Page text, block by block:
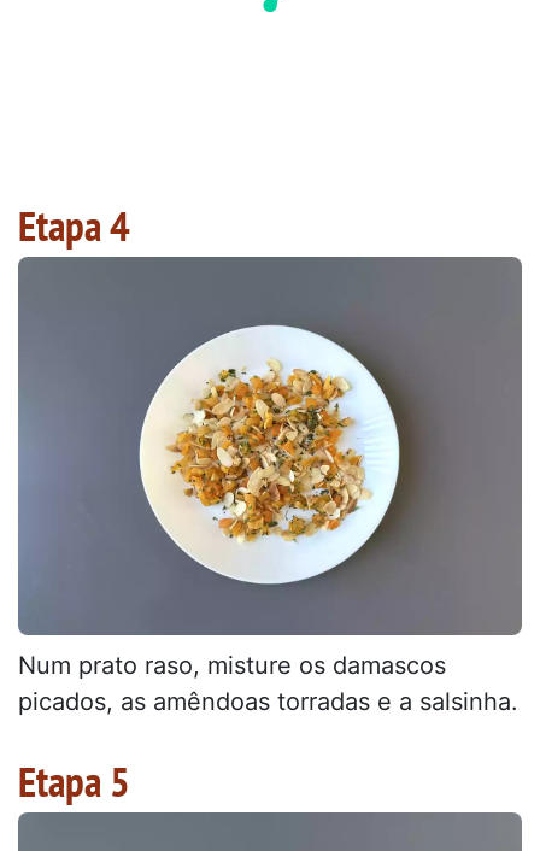
Etapa 4
Num prato raso, misture os damascos
picados, as amêndoas torradas e a salsinha.
Etapa 5